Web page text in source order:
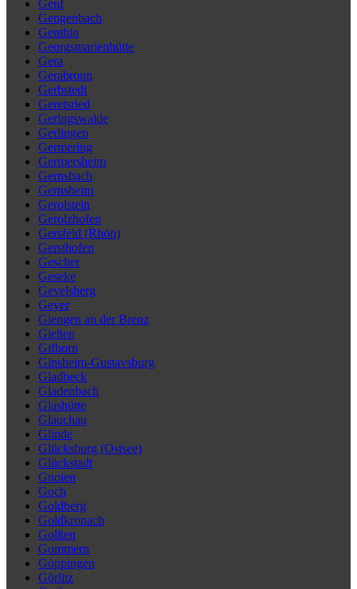
Genf
Gengenbach
Genthin
Georgsmarienhütte
Gera
Gerabronn
Gerbstedt
Geretsried
Geringswalde
Gerlingen
Germering
Germersheim
Gernsbach
Gernsheim
Gerolstein
Gerolzhofen
Gersfeld (Rhön)
Gersthofen
Gescher
Geseke
Gevelsberg
Geyer
Giengen an der Brenz
Gießen
Gifhorn
Ginsheim-Gustavsburg
Gladbeck
Gladenbach
Glashütte
Glauchau
Glinde
Glücksburg (Ostsee)
Glückstadt
Gnoien
Goch
Goldberg
Goldkronach
Golßen
Gommern
Göppingen
Görlitz